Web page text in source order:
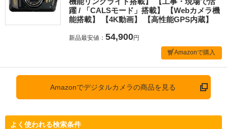
躍 / 「CALSモード」搭載】 【Webカメラ機
能搭載】 【4K動画】 【高性能GPS内蔵】
新品最安値： 54,900円
Amazonで購入
Amazonでデジタルカメラの商品を見る
よく使われる検索条件